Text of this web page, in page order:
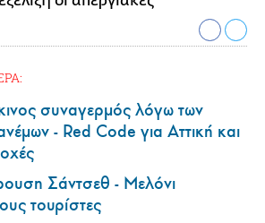
συναγερμός λόγω των
- Red Code για Αττική και
Σάντσεθ - Μελόνι
τουρίστες